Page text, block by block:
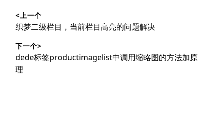
章
导
航
<上一个
上
文
章：
织梦二级栏目，当前栏目高亮的问题解决
下一个>
下
篇
dede标签productimagelist中调用缩略图的方法加原
理